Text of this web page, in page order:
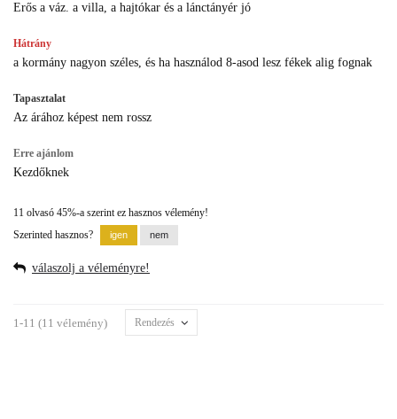
Erős a váz. a villa, a hajtókar és a lánctányér jó
Hátrány
a kormány nagyon széles, és ha használod 8-asod lesz fékek alig fognak
Tapasztalat
Az árához képest nem rossz
Erre ajánlom
Kezdőknek
11 olvasó 45%-a szerint ez hasznos vélemény!
Szerinted hasznos?
válaszolj a véleményre!
1-11 (11 vélemény) Rendezés